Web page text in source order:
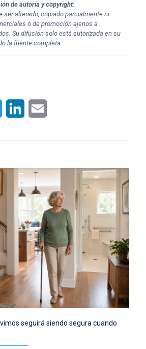
de autoría y copyright:
ser alterado, copiado parcialmente ni
o de promoción ajenos a
Su difusión solo está autorizada en su
la fuente completa.
Twitter LinkedIn
seguirá siendo segura cuando